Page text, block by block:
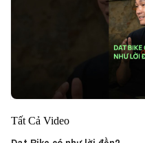
Tất Cả Video